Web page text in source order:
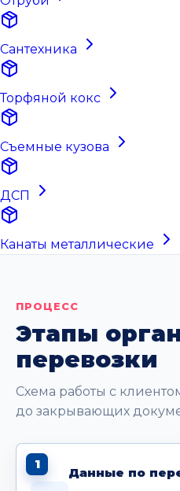
Сантехника
Торфяной кокс
Съемные кузова
ДСП
Канаты металлические
ПРОЦЕСС
Этапы
перевозки
Схема работы с
до закрывающих
1
Данные по